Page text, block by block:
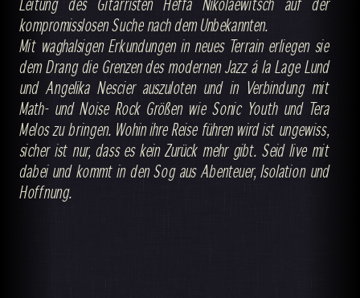
Leitung des Gitarristen Heffa Nikolaewitsch auf der
kompromisslosen Suche nach dem Unbekannten.
Mit waghalsigen Erkundungen in neues Terrain erliegen sie
dem Drang die Grenzen des modernen Jazz á la Lage Lund
und Angelika Nescier auszuloten und in Verbindung mit
Math- und Noise Rock Größen wie Sonic Youth und Tera
Melos zu bringen. Wohin ihre Reise führen wird ist ungewiss,
sicher ist nur, dass es kein Zurück mehr gibt. Seid live mit
dabei und kommt in den Sog aus Abenteuer, Isolation und
Hoffnung.